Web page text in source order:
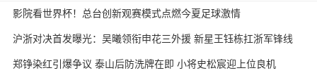
影院看世界杯！总台创新观赛模式点燃今夏足球激情
沪浙对决首发曝光：吴曦领衔申花三外援 新星王钰栋扛浙军锋线
郑铮染红引爆争议 泰山后防洗牌在即 小将史松宸迎上位良机